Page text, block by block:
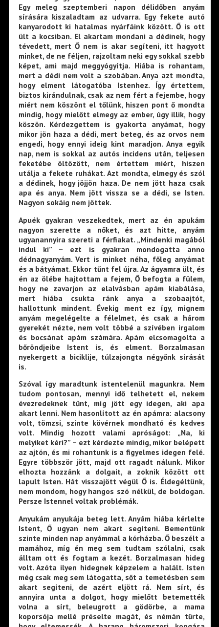
Egy meleg szeptemberi napon délidőben anyám
sírására kiszaladtam az udvarra. Egy fekete autó
kanyarodott ki hatalmas nyárfáink között. Ő is ott
ült a kocsiban. El akartam mondani a dédinek, hogy
tévedett, mert Ő nem is akar segíteni, itt hagyott
minket, de ne féljen, rajzoltam neki egy sokkal szebb
képet, ami majd meggyógyítja. Hiába is rohantam,
mert a dédi nem volt a szobában. Anya azt mondta,
hogy elment látogatóba Istenhez. Így értettem,
biztos kirándulnak, csak az nem fért a fejembe, hogy
miért nem köszönt el tőlünk, hiszen pont ő mondta
mindig, hogy mielőtt elmegy az ember, úgy illik, hogy
köszön. Kérdezgettem is gyakorta anyámat, hogy
mikor jön haza a dédi, mert beteg, és az orvos nem
engedi, hogy ennyi ideig kint maradjon. Anya egyik
nap, nem is sokkal az autós incidens után, teljesen
feketébe öltözött, nem értettem miért, hiszen
utálja a fekete ruhákat. Azt mondta, elmegy és szól
a dédinek, hogy jöjjön haza. De nem jött haza csak
apa és anya. Nem jött vissza se a dédi, se Isten.
Nagyon sokáig nem jöttek.
Apuék gyakran veszekedtek, mert az én apukám
nagyon szerette a nőket, és azt hitte, anyám
ugyanannyira szereti a férfiakat. „Mindenki magából
indul ki” – ezt is gyakran mondogatta anno
dédnagyanyám. Vert is minket néha, főleg anyámat
és a bátyámat. Ekkor tűnt fel újra. Az ágyamra ült, és
én az ölébe hajtottam a fejem, Ő befogta a fülem,
hogy ne zavarjon az elalvásban apám kiabálása,
mert hiába csukta ránk anya a szobaajtót,
hallottunk mindent. Évekig ment ez így, mígnem
anyám megelégelte a félelmet, és csak a három
gyerekét nézte, nem volt többé a szívében irgalom
és bocsánat apám számára. Apám elcsomagolta a
bőröndjeibe Istent is, és elment. Borzalmasan
nyekergett a biciklije, túlzajongta négyőnk sírását
is.
Szóval így maradtunk istentelenül magunkra. Nem
tudom pontosan, mennyi idő telhetett el, nekem
évezredeknek tűnt, míg jött egy idegen, aki apa
akart lenni. Nem hasonlított az én apámra: alacsony
volt, tömzsi, szinte kövérnek mondható és kedves
volt. Mindig hozott valami apróságot: „Na, ki
melyiket kéri?” – ezt kérdezte mindig, mikor belépett
az ajtón, és mi rohantunk is a figyelmes idegen felé.
Egyre többször jött, majd ott ragadt nálunk. Mikor
elhozta hozzánk a dolgait, a zoknik között ott
lapult Isten. Hát visszajött végül Ő is. Éldegéltünk,
nem mondom, hogy hangos szó nélkül, de boldogan.
Persze Istennel voltak problémák.
Anyukám anyukája beteg lett. Anyám hiába kérlelte
Istent, Ő ugyan nem akart segíteni. Bementünk
szinte minden nap anyámmal a kórházba. Ő beszélt a
mamához, míg én meg sem tudtam szólalni, csak
álltam ott és fogtam a kezét. Borzalmasan hideg
volt. Azóta ilyen hidegnek képzelem a halált. Isten
még csak meg sem látogatta, sőt a temetésben sem
akart segíteni, de azért eljött rá. Nem sírt, és
annyira unta a dolgot, hogy mielőtt betemették
volna a sírt, beleugrott a gödörbe, a mama
koporsója mellé préselte magát, és némán tűrte,